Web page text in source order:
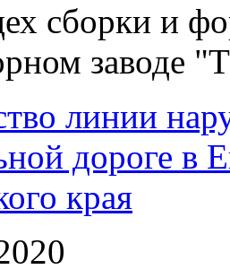
сборки и
заводе
линии
дороге в
края